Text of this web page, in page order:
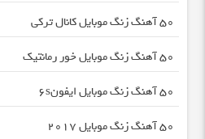
50 آهنگ زنگ موبایل کانال ترکی
50 آهنگ زنگ موبایل خور رمانتیک
50 آهنگ زنگ موبایل ایفون۶s
50 آهنگ زنگ موبایل ۲۰۱۷